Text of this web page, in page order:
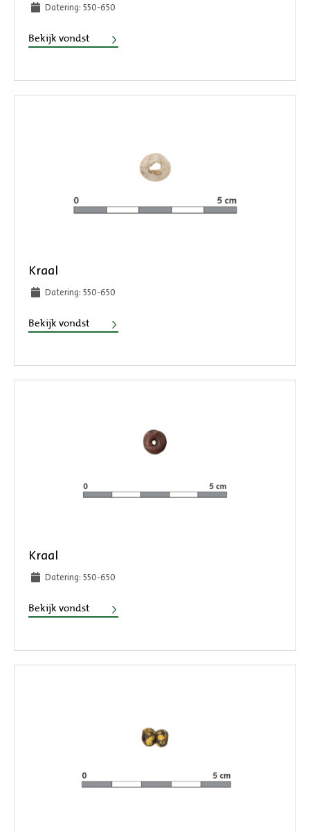
Datering: 550-650
Bekijk vondst Kraal
Kraal
Datering: 550-650
Bekijk vondst Kraal
Kraal
Datering: 550-650
Bekijk vondst Kraal